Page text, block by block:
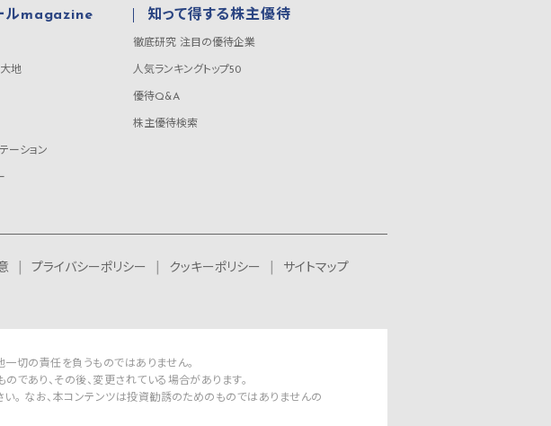
ルmagazine
地
ーション
知って得する株主優待
徹底研究 注目の優待企業
人気ランキングトップ50
優待Q&A
株主優待検索
プライバシーポリシー クッキーポリシー
サイトマップ
一切の責任を負うものではありません。
であり、その後、変更されている場合があります。
。 なお、本コンテンツは投資勧誘のためのものではありませんの